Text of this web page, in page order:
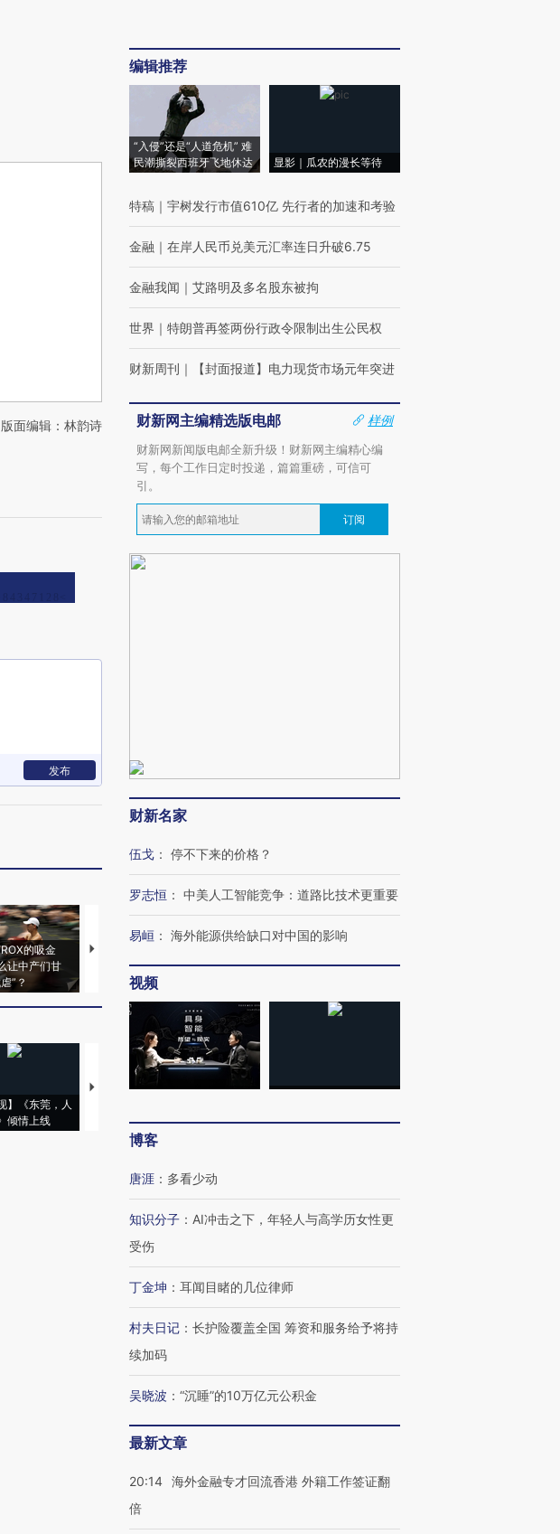
面编辑：林韵诗
发布
的吸金
让中产们甘
”？
马航飞行员跨国走私7万
粒摇头丸 尿检体内含3种
度Z世代 用街头抗争将教
机”？难民潮撕裂西班牙
】《东莞，人
倾情上线
【推广】走进第四届链博
有意思的生活方式·第三对
【商旅对话】华住集团
住三大增长引擎是什么？
编辑推荐
“入侵”还是“人道危机” 难
民潮撕裂西班牙飞地休达
显影｜瓜农的漫长等待
特稿 ｜ 宇树发行市值610亿 先行者的加速和考验
金融 ｜ 在岸人民币兑美元汇率连日升破6.75
金融我闻 ｜ 艾路明及多名股东被拘
世界 ｜ 特朗普再签两份行政令限制出生公民权
财新周刊 ｜ 【封面报道】电力现货市场元年突进
财新网主编精选版电邮
样例
财新网新闻版电邮全新升级！财新网主编精心编
写，每个工作日定时投递，篇篇重磅，可信可
引。
订阅
财新名家
伍戈 ： 停不下来的价格？
罗志恒 ： 中美人工智能竞争：道路比技术更重要
易峘 ： 海外能源供给缺口对中国的影响
视频
博客
唐涯 ： 多看少动
知识分子 ： AI冲击之下，年轻人与高学历女性更
受伤
丁金坤 ： 耳闻目睹的几位律师
村夫日记 ： 长护险覆盖全国 筹资和服务给予将持
续加码
吴晓波 ： “沉睡”的10万亿元公积金
最新文章
20:14 海外金融专才回流香港 外籍工作签证翻
倍